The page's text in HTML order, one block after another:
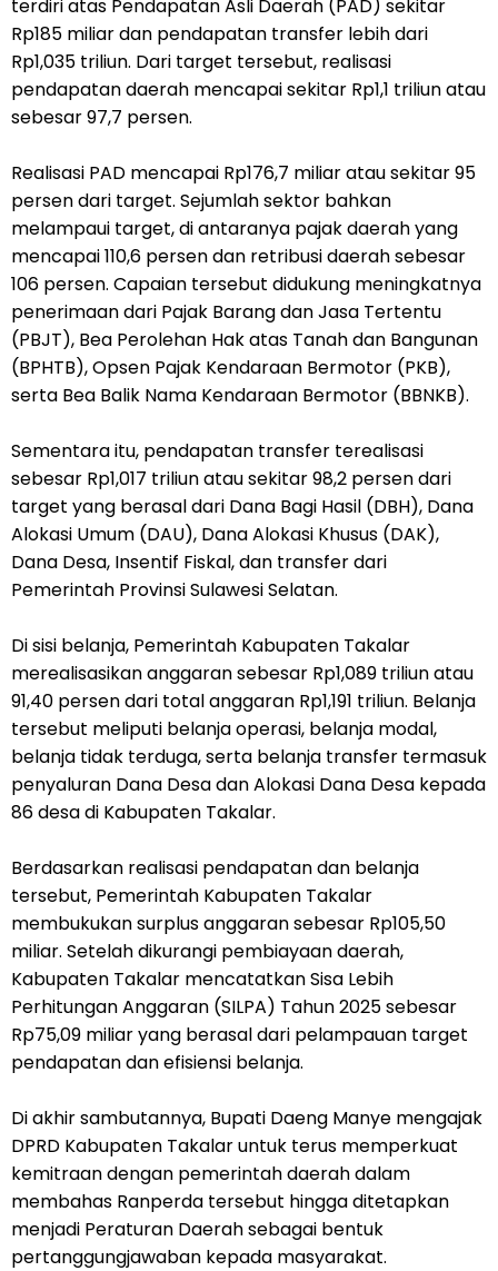
terdiri atas Pendapatan Asli Daerah (PAD) sekitar
Rp185 miliar dan pendapatan transfer lebih dari
Rp1,035 triliun. Dari target tersebut, realisasi
pendapatan daerah mencapai sekitar Rp1,1 triliun atau
sebesar 97,7 persen.
Realisasi PAD mencapai Rp176,7 miliar atau sekitar 95
persen dari target. Sejumlah sektor bahkan
melampaui target, di antaranya pajak daerah yang
mencapai 110,6 persen dan retribusi daerah sebesar
106 persen. Capaian tersebut didukung meningkatnya
penerimaan dari Pajak Barang dan Jasa Tertentu
(PBJT), Bea Perolehan Hak atas Tanah dan Bangunan
(BPHTB), Opsen Pajak Kendaraan Bermotor (PKB),
serta Bea Balik Nama Kendaraan Bermotor (BBNKB).
Sementara itu, pendapatan transfer terealisasi
sebesar Rp1,017 triliun atau sekitar 98,2 persen dari
target yang berasal dari Dana Bagi Hasil (DBH), Dana
Alokasi Umum (DAU), Dana Alokasi Khusus (DAK),
Dana Desa, Insentif Fiskal, dan transfer dari
Pemerintah Provinsi Sulawesi Selatan.
Di sisi belanja, Pemerintah Kabupaten Takalar
merealisasikan anggaran sebesar Rp1,089 triliun atau
91,40 persen dari total anggaran Rp1,191 triliun. Belanja
tersebut meliputi belanja operasi, belanja modal,
belanja tidak terduga, serta belanja transfer termasuk
penyaluran Dana Desa dan Alokasi Dana Desa kepada
86 desa di Kabupaten Takalar.
Berdasarkan realisasi pendapatan dan belanja
tersebut, Pemerintah Kabupaten Takalar
membukukan surplus anggaran sebesar Rp105,50
miliar. Setelah dikurangi pembiayaan daerah,
Kabupaten Takalar mencatatkan Sisa Lebih
Perhitungan Anggaran (SILPA) Tahun 2025 sebesar
Rp75,09 miliar yang berasal dari pelampauan target
pendapatan dan efisiensi belanja.
Di akhir sambutannya, Bupati Daeng Manye mengajak
DPRD Kabupaten Takalar untuk terus memperkuat
kemitraan dengan pemerintah daerah dalam
membahas Ranperda tersebut hingga ditetapkan
menjadi Peraturan Daerah sebagai bentuk
pertanggungjawaban kepada masyarakat.